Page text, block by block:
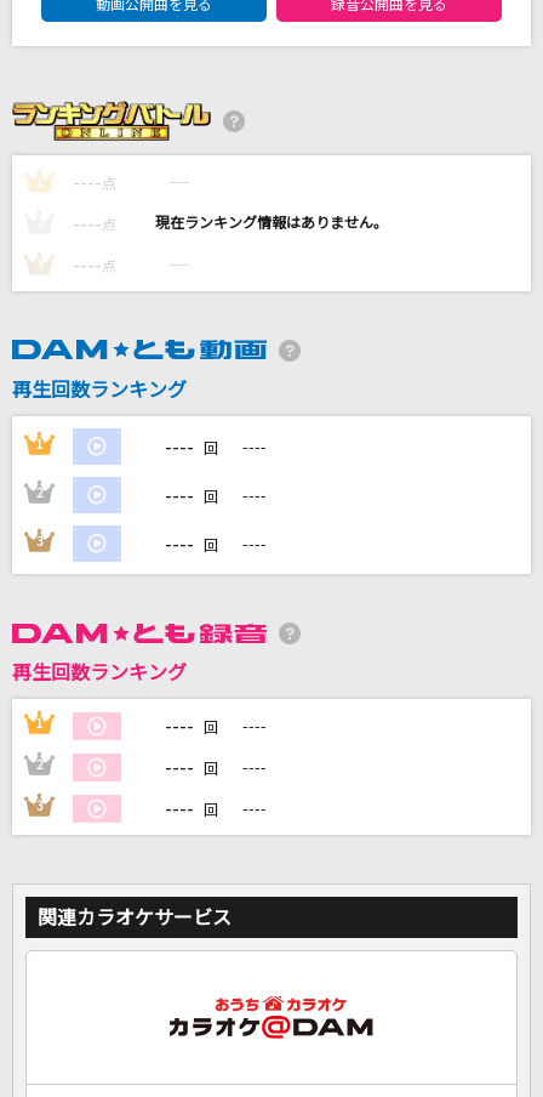
[生音]DAN DAN 心魅かれてく
FIELD OF VIEW(the FIELD OF VIEW)
集結の園へ
林原めぐみ
Butter-Fly
和田光司
[生音]恋におちて-Fall in love-
ファイトソング
Eve
DAMの新曲・ランキングなど
DAMに会員登録・ログインして
カラオケをもっと楽しもう！
動画公開曲を見る 録音公開曲を見る
1 ---- 点 ----
---- 点 ----
3 ---- 点 ----
再生回数ランキング
1 ---- 回 ----
2 ---- 回 ----
3 ---- 回 ----
再生回数ランキング
1 ---- 回 ----
2 ---- 回 ----
3 ---- 回 ----
関連カラオケサービス